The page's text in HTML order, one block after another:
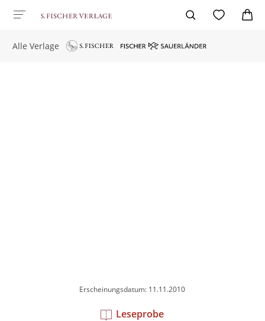
Alle Verlage
Erscheinungsdatum: 11.11.2010
Leseprobe